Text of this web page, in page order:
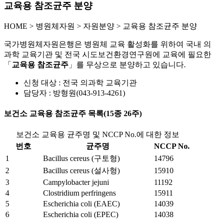
교육용 참조균주 분양
HOME > 병원체자원 > 자원분양 > 교육용 참조균주 분양
국가병원체자원은행은 병원체 교육 활성화를 위하여 국내 의
과학 교육기관 및 전국 시도보건환경연구원에 교육에 필요한
「 교육용 참조균주 」를 무상으로 분양하고 있습니다.
신청 대상 : 전국 의과학 교육기관
담당자 : 방형원(043-913-4261)
보건소 교육용 참조균주 목록(15종 26주)
보건소 교육용 균주명 및 NCCP No.에 대한 정보
번호
균주명
NCCP No.
1
Bacillus cereus (구토형)
14796
2
Bacillus cereus (설사형)
15910
3
Campylobacter jejuni
11192
4
Clostridium perfringens
15911
5
Escherichia coli (EAEC)
14039
6
Escherichia coli (EPEC)
14038